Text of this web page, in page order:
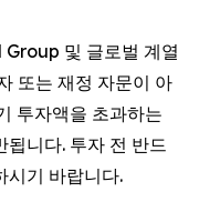
및 글로벌 계열
또는 재정 자문이 아
투자액을 초과하는
됩니다. 투자 전 반드
시기 바랍니다.